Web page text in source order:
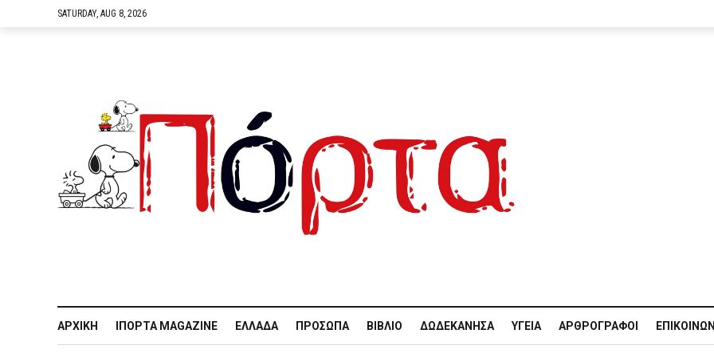
SATURDAY, AUG 8, 2026
ΑΡΧΙΚΉ IΠΌΡΤΑ MAGAZINE ΕΛΛΆΔΑ ΠΡΌΣΩΠΑ ΒΙΒΛΊΟ ΔΩΔΕΚΆΝΗΣΑ ΥΓΕΊΑ ΑΡΘΡΟΓΡΆΦΟΙ